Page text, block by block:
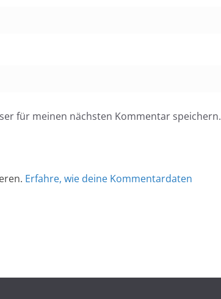
für meinen nächsten Kommentar speichern.
Erfahre, wie deine Kommentardaten